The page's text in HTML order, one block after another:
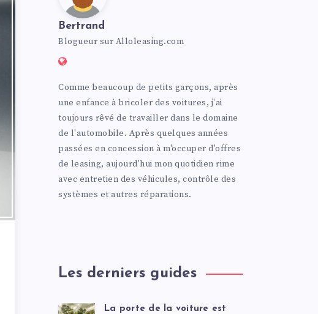
Bertrand
Blogueur sur Alloleasing.com
Comme beaucoup de petits garçons, après
une enfance à bricoler des voitures, j'ai
toujours rêvé de travailler dans le domaine
de l'automobile. Après quelques années
passées en concession à m'occuper d'offres
de leasing, aujourd'hui mon quotidien rime
avec entretien des véhicules, contrôle des
systèmes et autres réparations.
Les derniers guides
La porte de la voiture est